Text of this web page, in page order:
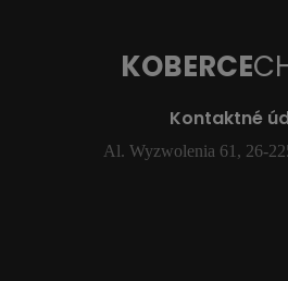
KOBERCE
Kontaktné
Al. Wyzwolenia 61, 26-